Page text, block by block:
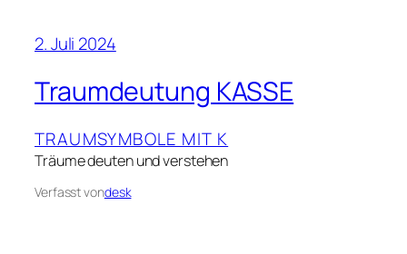
2. Juli 2024
Traumdeutung KASSE
TRAUMSYMBOLE MIT K
Träume deuten und verstehen
Verfasst vondesk